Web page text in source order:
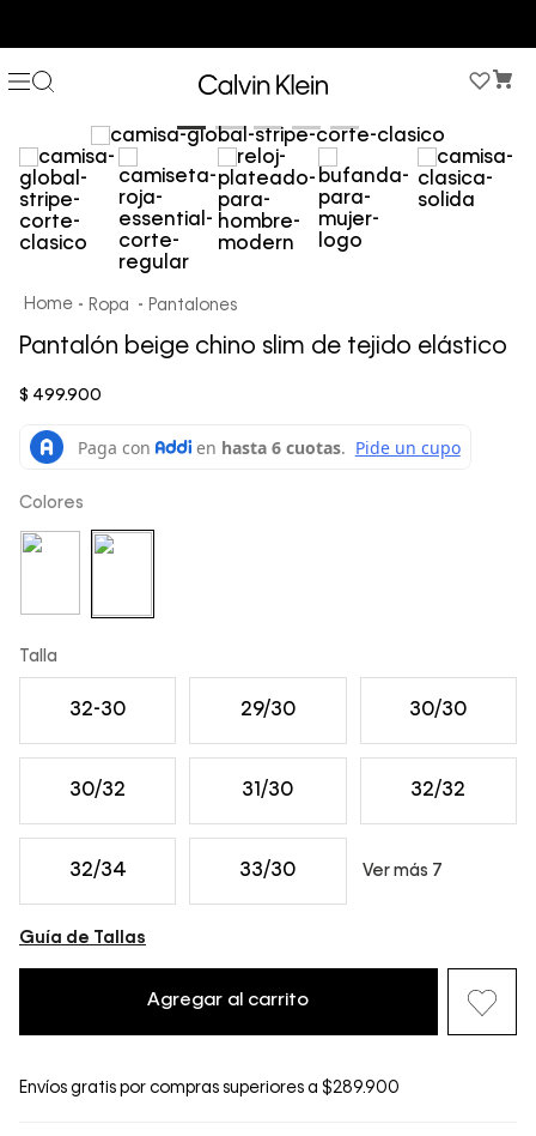
Ropa Pantalones
Pantalón beige chino slim de tejido elástico
$ 499.900
Colores
Talla
32-30 29/30 30/30
30/32 31/30 32/32
32/34 33/30 Ver más 7
Guía de Tallas
Agregar al carrito
Envíos gratis por compras superiores a $289.900